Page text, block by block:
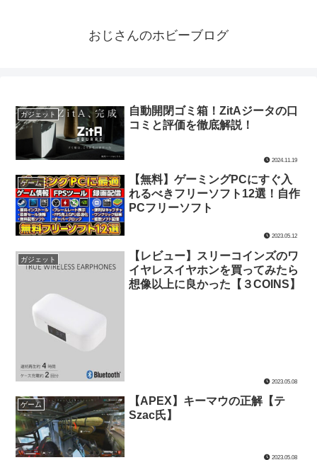
おじさんのホビーブログ
ガジェット
自動開閉ゴミ箱！ZitAジータの口
コミと評価を徹底解説！
2024.11.19
ゲーム
【無料】ゲーミングPCにすぐ入
れるべきフリーソフト12選！自作
PCフリーソフト
2023.05.12
ガジェット
【レビュー】スリーコインズのワ
イヤレスイヤホンを買ってみたら
想像以上に良かった【３COINS】
2023.05.08
ゲーム
【APEX】キーマウの正解【テ
Szac氏】
2023.05.08